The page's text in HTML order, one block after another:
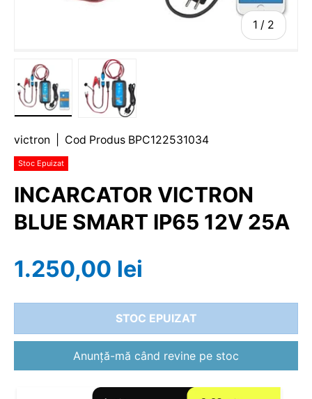
1 / 2
victron Cod Produs BPC122531034
Stoc Epuizat
INCARCATOR VICTRON
BLUE SMART IP65 12V 25A
1.250,00 lei
STOC EPUIZAT
Anunță-mă când revine pe stoc